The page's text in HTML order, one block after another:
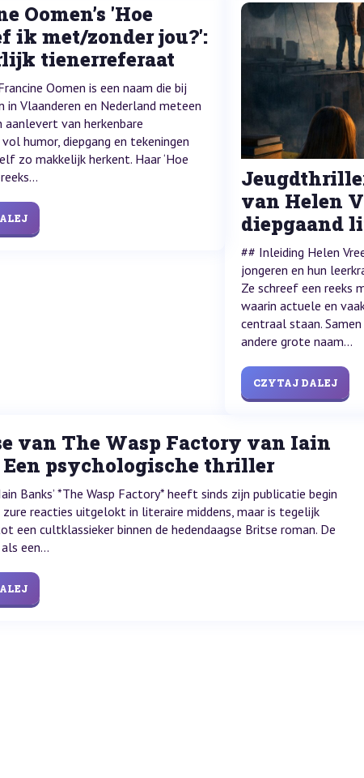
Oomen’s 'Hoe
ik met/zonder jou?':
tienerreferaat
Oomen is een naam die bij
in Vlaanderen en Nederland meteen
aanlevert van herkenbare
humor, diepgang en tekeningen
zo makkelijk herkent. Haar ‘Hoe
van Helen
diepgaand
## Inleiding Helen
jongeren en hun
Ze schreef een reeks
waarin actuele en
centraal staan.
andere grote naam...
CZYTAJ DALEJ
van The Wasp Factory van Iain
Een psychologische thriller
Banks’ *The Wasp Factory* heeft sinds zijn publicatie begin
reacties uitgelokt in literaire middens, maar is tegelijk
een cultklassieker binnen de hedendaagse Britse roman. De
een...